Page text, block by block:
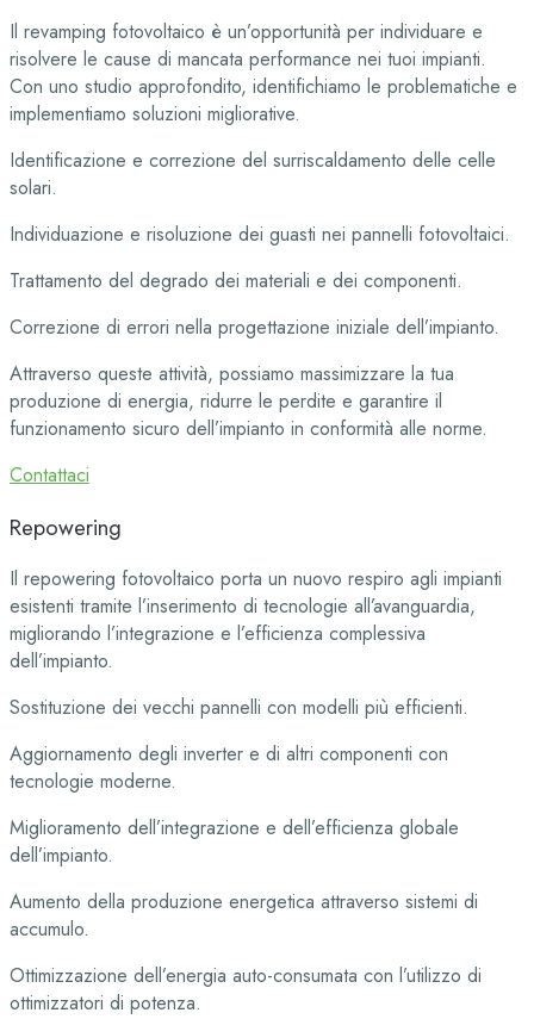
Il revamping fotovoltaico è un’opportunità per individuare e
risolvere le cause di mancata performance nei tuoi impianti.
Con uno studio approfondito, identifichiamo le problematiche e
implementiamo soluzioni migliorative.
Identificazione e correzione del surriscaldamento delle celle
solari.
Individuazione e risoluzione dei guasti nei pannelli fotovoltaici.
Trattamento del degrado dei materiali e dei componenti.
Correzione di errori nella progettazione iniziale dell’impianto.
Attraverso queste attività, possiamo massimizzare la tua
produzione di energia, ridurre le perdite e garantire il
funzionamento sicuro dell’impianto in conformità alle norme.
Contattaci
Repowering
Il repowering fotovoltaico porta un nuovo respiro agli impianti
esistenti tramite l’inserimento di tecnologie all’avanguardia,
migliorando l’integrazione e l’efficienza complessiva
dell’impianto.
Sostituzione dei vecchi pannelli con modelli più efficienti.
Aggiornamento degli inverter e di altri componenti con
tecnologie moderne.
Miglioramento dell’integrazione e dell’efficienza globale
dell’impianto.
Aumento della produzione energetica attraverso sistemi di
accumulo.
Ottimizzazione dell’energia auto-consumata con l’utilizzo di
ottimizzatori di potenza.